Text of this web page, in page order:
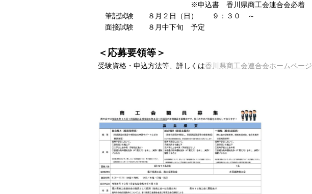
※申込書 香川県商工会連合会必着
筆記試験 ８月２日（日） ９：３０ ～
面接試験 ８月中下旬 予定
＜応募要領等＞
受験資格・申込方法等、詳しくは香川県商工会連合会ホームページ